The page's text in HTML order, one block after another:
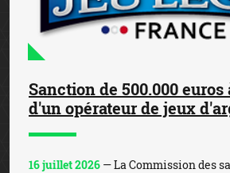
Sanction de 500.000
d'un opérateur de jeux
16 juillet 2026 — La Commission des